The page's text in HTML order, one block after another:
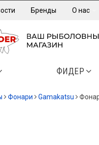
Бренды О нас
ФИДЕР
Фонари Gamakatsu